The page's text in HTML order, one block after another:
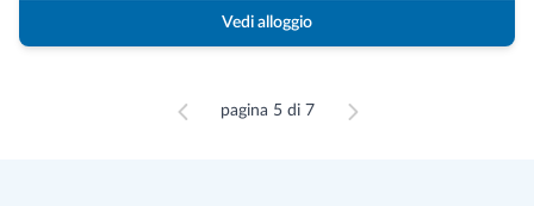
Vedi alloggio
pagina 5 di 7